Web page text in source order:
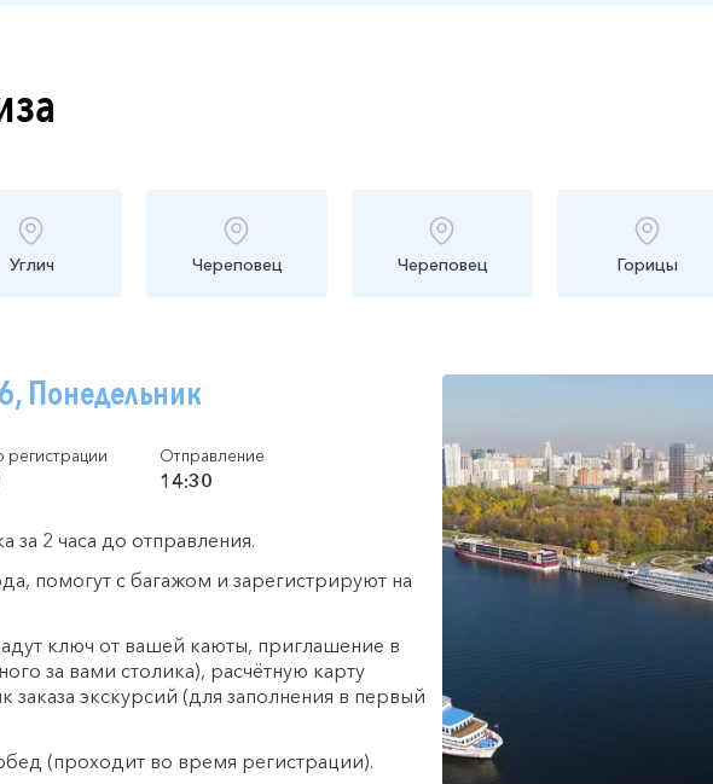
Углич Череповец Череповец Горицы
Понедельник
регистрации Отправление
14:30
за 2 часа до отправления.
помогут с багажом и зарегистрируют на
ключ от вашей каюты, приглашение в
за вами столика), расчётную карту
экскурсий (для заполнения в первый
(проходит во время регистрации).